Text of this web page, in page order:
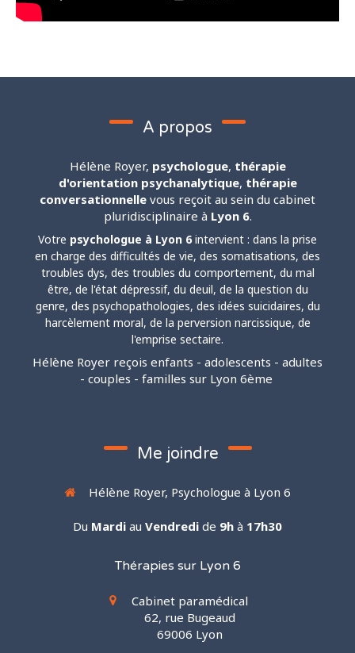
A propos
Hélène Royer, psychologue, thérapie
d'orientation psychanalytique, thérapie
conversationnelle vous reçoit au sein du cabinet
pluridisciplinaire à Lyon 6.
Votre psychologue à Lyon 6intervient : dans la prise
en charge des difficultés de vie, des somatisations, des
troubles dys, des troubles du comportement, du mal
être, de l'état dépressif, du deuil, de la question du
genre, des psychopathologies, des idées suicidaires, du
harcèlement moral, de la perversion narcissique, de
l'emprise sectaire.
Hélène Royer reçois enfants - adolescents - adultes
- couples - familles sur Lyon 6ème
Me joindre
Hélène Royer, Psychologue à Lyon 6
Du Mardi au Vendredi de 9h à 17h30
Thérapies sur Lyon 6
Cabinet paramédical
62, rue Bugeaud
69006 Lyon